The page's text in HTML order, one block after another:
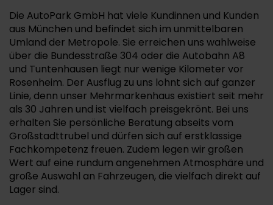
Die AutoPark GmbH hat viele Kundinnen und Kunden
aus München und befindet sich im unmittelbaren
Umland der Metropole. Sie erreichen uns wahlweise
über die Bundesstraße 304 oder die Autobahn A8
und Tuntenhausen liegt nur wenige Kilometer vor
Rosenheim. Der Ausflug zu uns lohnt sich auf ganzer
Linie, denn unser Mehrmarkenhaus existiert seit mehr
als 30 Jahren und ist vielfach preisgekrönt. Bei uns
erhalten Sie persönliche Beratung abseits vom
Großstadttrubel und dürfen sich auf erstklassige
Fachkompetenz freuen. Zudem legen wir großen
Wert auf eine rundum angenehmen Atmosphäre und
große Auswahl an Fahrzeugen, die vielfach direkt auf
Lager sind.